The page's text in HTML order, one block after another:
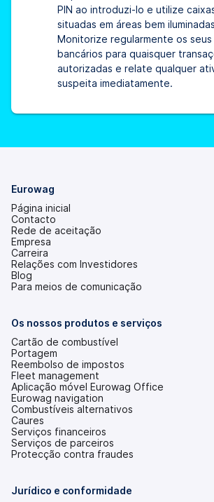
PIN ao introduzi-lo e utilize
situadas em áreas bem
Monitorize regularmente os
bancários para quaisquer
autorizadas e relate qualquer
suspeita imediatamente.
Eurowag
Página inicial
Contacto
Rede de aceitação
Empresa
Carreira
Relações com Investidores
(abre
num
Blog
Para meios de comunicação
Os nossos produtos e serviços
Cartão de combustível
Portagem
Reembolso de impostos
Fleet management
Aplicação móvel Eurowag Office
Eurowag navigation
Combustíveis alternativos
Caures
Serviços financeiros
Serviços de parceiros
Protecção contra fraudes
Jurídico e conformidade